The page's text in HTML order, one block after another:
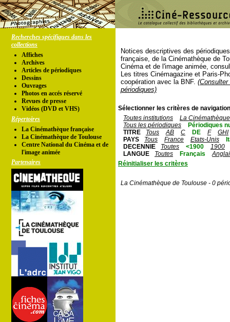
Recherches spécifiques dans les
collections
Affiches
Archives
Articles de périodiques
Dessins
Ouvrages
Photos en accés réservé
Revues de presse
Vidéos (DVD et VHS)
Répertoires
La Cinémathèque française
La Cinémathèque de Toulouse
Centre National du Cinéma et de
l'image animée
Partenaires
Notices descriptives des
française, de la Cinémathèque de
Cinéma et de l'image animée,
Les titres Cinémagazine et Paris-
coopération avec la BNF.
périodiques)
Sélectionner les critères de
Toutes institutions
La
Tous les périodiques
Périodiques
TITRE
Tous AB C DE F
GHI
PAYS
Tous France Etats-Unis
DECENNIE
Toutes <1900
1900
LANGUE
Toutes Français
Réinitialiser les critères
La Cinémathèque de Toulouse - 0